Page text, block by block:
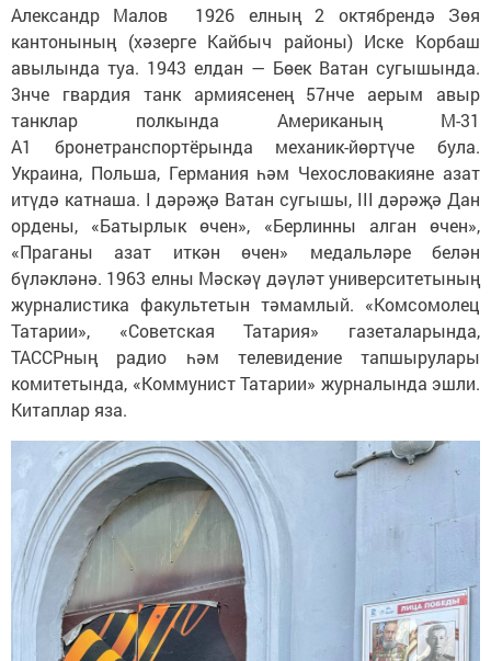
Александр Малов 1926 елның 2 октябрендә Зөя
кантонының (хәзерге Кайбыч районы) Иске Корбаш
авылында туа. 1943 елдан — Бөек Ватан сугышында.
3нче гвардия танк армиясенең 57нче аерым авыр
танклар полкында Американың М-31
А1 бронетранспортёрында механик-йөртүче була.
Украина, Польша, Германия һәм Чехословакияне азат
итүдә катнаша. I дәрәҗә Ватан сугышы, III дәрәҗә Дан
ордены, «Батырлык өчен», «Берлинны алган өчен»,
«Праганы азат иткән өчен» медальләре белән
бүләкләнә. 1963 елны Мәскәү дәүләт университетының
журналистика факультетын тәмамлый. «Комсомолец
Татарии», «Советская Татария» газеталарында,
ТАССРның радио һәм телевидение тапшырулары
комитетында, «Коммунист Татарии» журналында эшли.
Китаплар яза.